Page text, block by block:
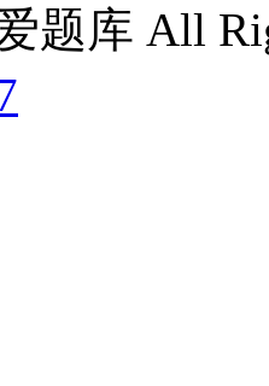
题库 All